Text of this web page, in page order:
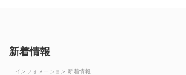
新着情報
インフォメーション 新着情報